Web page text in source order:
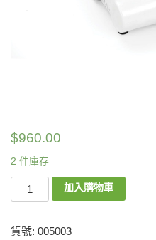
$960.00
2 件庫存
加入購物車
貨號: 005003